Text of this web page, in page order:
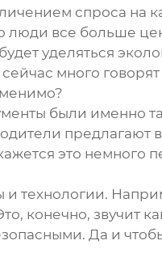
спроса на
все больше
уделяться
много
были именно
это немного
технологии.
конечно, звучит
Да и